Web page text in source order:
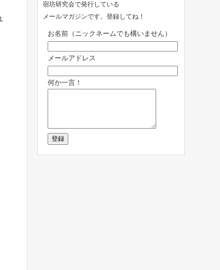
宿坊研究会で発行している
メールマガジンです。登録してね！
お名前（ニックネームでも構いません）
メールアドレス
何か一言！